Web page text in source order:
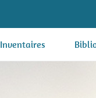
Inventaires